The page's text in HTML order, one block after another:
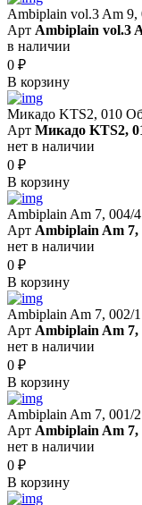
Ambiplain vol.3 Am
Арт Ambiplain vol.3
в наличии
0 ₽
В корзину
Микадо KTS2, 010
Арт Микадо KTS2,
нет в наличии
0 ₽
В корзину
Ambiplain Am 7, 004/
Арт Ambiplain Am 7,
нет в наличии
0 ₽
В корзину
Ambiplain Am 7, 002/
Арт Ambiplain Am 7,
нет в наличии
0 ₽
В корзину
Ambiplain Am 7, 001/
Арт Ambiplain Am 7,
нет в наличии
0 ₽
В корзину